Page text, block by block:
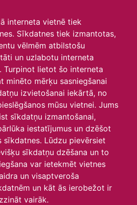
interneta vietnē tiek
Sīkdatnes tiek izmantotas,
vēlmēm atbilstošu
un uzlabotu interneta
Turpinot lietot šo interneta
minēto mērķu sasniegšanai
izvietošanai iekārtā, no
mūsu vietnei. Jums
sīkdatņu izmantošanai,
iestatījumus un dzēšot
sīkdatnes. Lūdzu pievērsiet
sīkdatņu dzēšana un to
var ietekmēt vietnes
un visaptveroša
un kāt ās ierobežot ir
vairāk.
Šonedēļ
Šomēnes
S